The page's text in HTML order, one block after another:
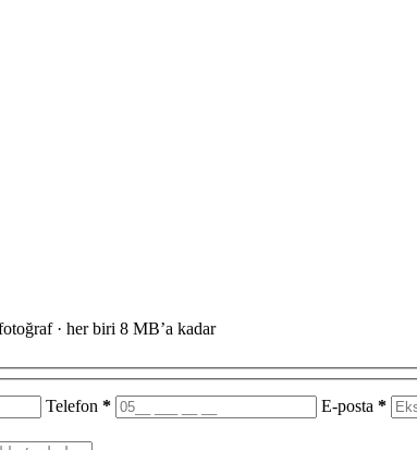
· her biri 8 MB’a kadar
Telefon * E-posta *